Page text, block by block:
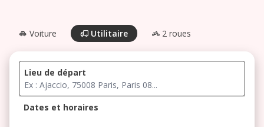
Voiture Utilitaire 2 roues
Lieu de départ
Dates et horaires